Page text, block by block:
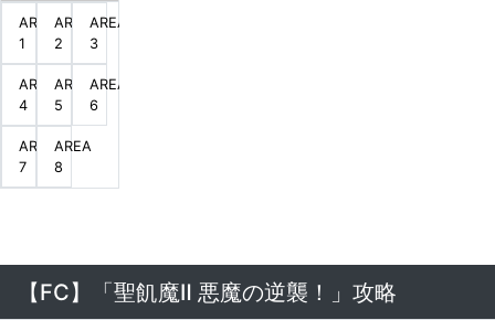
AREA
1
AREA
2
AREA
3
AREA
4
AREA
5
AREA
6
AREA
7
AREA
8
【FC】「聖飢魔Ⅱ 悪魔の逆襲！」攻略